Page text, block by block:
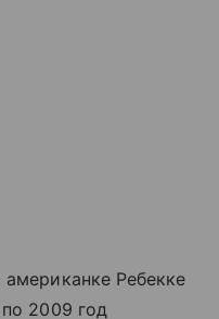
Ребекке
2009 год